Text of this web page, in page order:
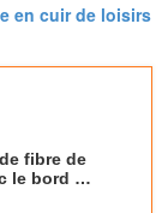
en cuir de loisirs
fibre de